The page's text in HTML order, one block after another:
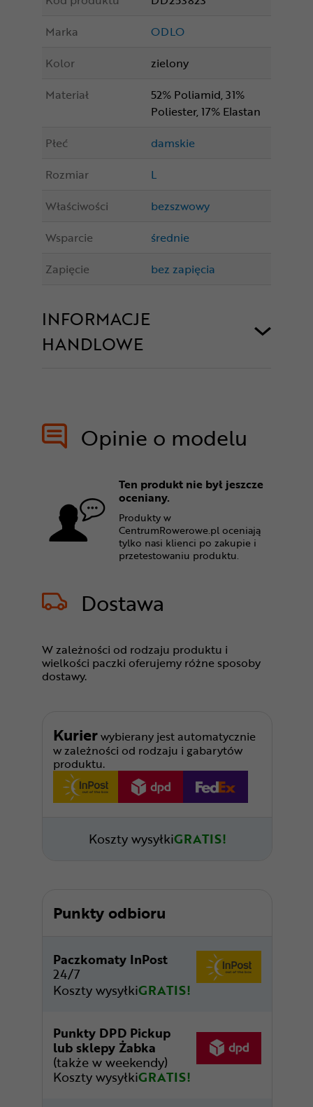
Marka
ODLO
Kolor
zielony
Materiał
52% Poliamid, 31%
Poliester, 17% Elastan
Płeć
damskie
Rozmiar
L
Właściwości
bezszwowy
Wsparcie
średnie
Zapięcie
bez zapięcia
INFORMACJE
HANDLOWE
Opinie o modelu
Ten produkt nie był jeszcze
oceniany.
Produkty w
CentrumRowerowe.pl oceniają
tylko nasi klienci po zakupie i
przetestowaniu produktu.
Dostawa
W zależności od rodzaju produktu i
wielkości paczki oferujemy różne sposoby
dostawy.
Kurierwybierany jest automatycznie
w zależności od rodzaju i gabarytów
produktu.
Koszty wysyłkiGRATIS!
Punkty odbioru
Paczkomaty InPost
24/7
Koszty wysyłkiGRATIS!
Punkty DPD Pickup
lub sklepy Żabka
(także w weekendy)
Koszty wysyłkiGRATIS!